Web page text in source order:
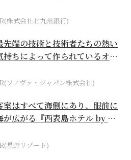
株式会社北九州銀行)
先端の技術と技術者たちの熱い
持ちによって作られているオー
ソノヴァ・ジャパン株式会社)
室はすべて海側にあり、眼前に
が広がる『西表島ホテル by 星
星野リゾート)